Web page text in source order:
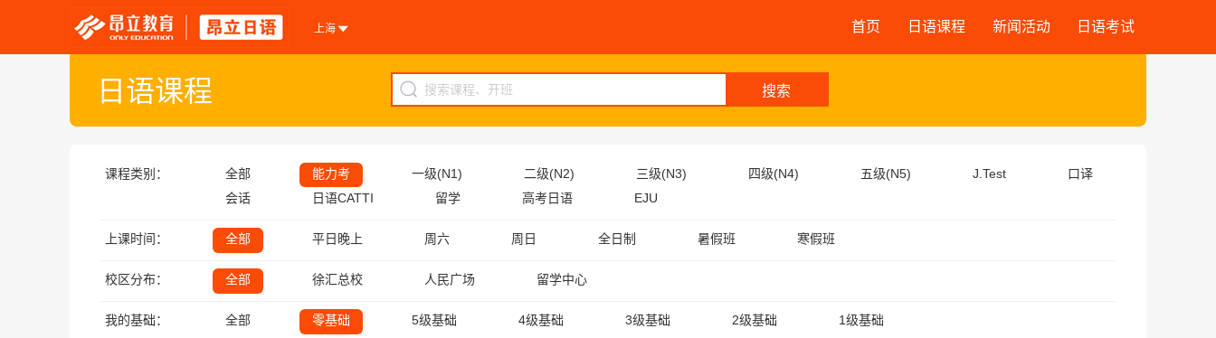
上海 首页 日语课程 新闻活动 日语考试
日语课程 搜索
课程类别： 全部 能力考 一级(N1) 二级(N2) 三级(N3) 四级(N4) 五级(N5) J.Test
口译
会话
日语CATTI 留学 高考日语 EJU
上课时间： 全部 平日晚上 周六 周日 全日制 暑假班 寒假班
校区分布： 全部 徐汇总校 人民广场 留学中心
我的基础： 全部 零基础 5级基础 4级基础 3级基础 2级基础 1级基础